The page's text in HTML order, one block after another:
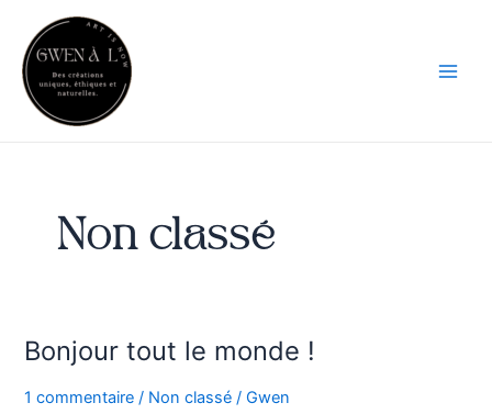
contenu
Non classé
Bonjour tout le monde !
1 commentaire / Non classé /Gwen
Bonjour
le